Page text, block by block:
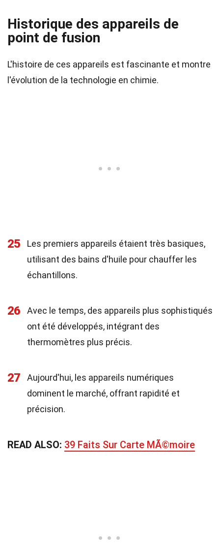
Historique des appareils de
point de fusion
L'histoire de ces appareils est fascinante et montre
l'évolution de la technologie en chimie.
25
Les premiers appareils étaient très basiques,
utilisant des bains d'huile pour chauffer les
échantillons.
26
Avec le temps, des appareils plus sophistiqués
ont été développés, intégrant des
thermomètres plus précis.
27
Aujourd'hui, les appareils numériques
dominent le marché, offrant rapidité et
précision.
READ ALSO: 39 Faits Sur Carte MÃ©moire